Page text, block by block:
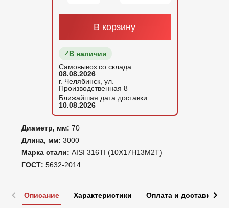
Диаметр, мм: 70
Длина, мм: 3000
Марка стали: AISI 316TI (10Х17Н13М2Т)
ГОСТ: 5632-2014
В корзину
В наличии
Самовывоз со склада
08.08.2026
г. Челябинск, ул.
Производственная 8
Ближайшая дата доставки
10.08.2026
Описание Характеристики Оплата и доставка